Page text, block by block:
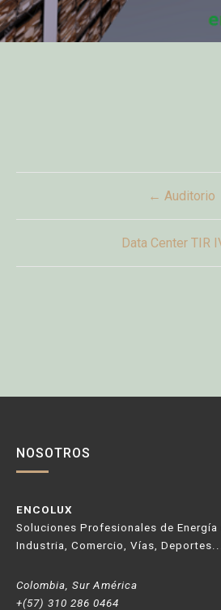
← Auditorio
Data Center TIR
NOSOTROS
ENCOLUX
Soluciones Profesionales de Energía
Industria, Comercio, Vías,
Colombia, Sur América
+(57) 310 286 0464